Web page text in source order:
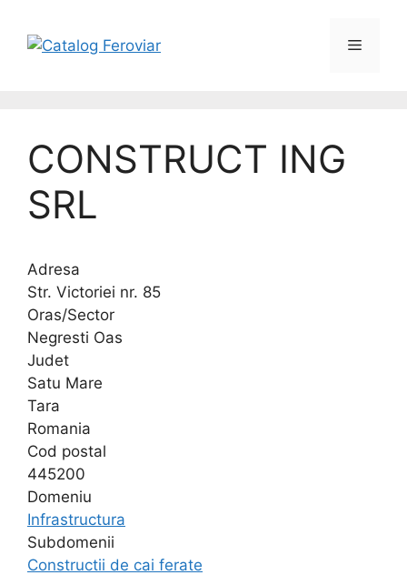
CONSTRUCT ING
SRL
Adresa
Str. Victoriei nr. 85
Oras/Sector
Negresti Oas
Judet
Satu Mare
Tara
Romania
Cod postal
445200
Domeniu
Infrastructura
Subdomenii
Constructii de cai ferate